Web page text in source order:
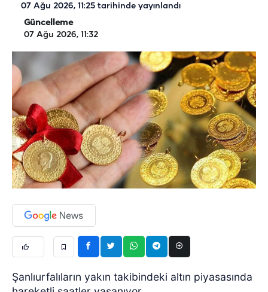
07 Ağu 2026, 11:25 tarihinde yayınlandı
Güncelleme
07 Ağu 2026, 11:32
Şanlıurfalıların yakın takibindeki altın piyasasında